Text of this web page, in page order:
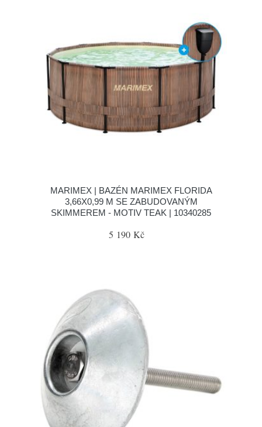
MARIMEX | BAZÉN MARIMEX FLORIDA
3,66X0,99 M SE ZABUDOVANÝM
SKIMMEREM - MOTIV TEAK | 10340285
5 190 Kč